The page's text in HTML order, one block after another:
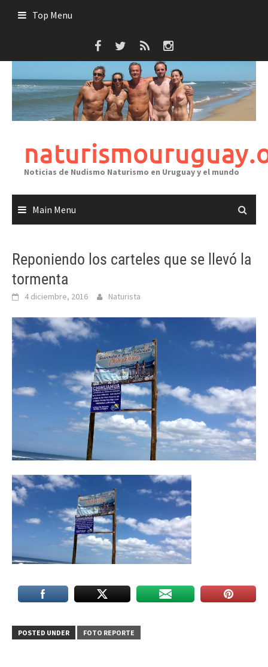
Top Menu
Noticias de Nudismo Naturismo en Uruguay y el mundo
Main Menu
Reponiendo los carteles que se llevó la
tormenta
4 diciembre, 2016 Naturista
POSTED UNDER FOTO REPORTE